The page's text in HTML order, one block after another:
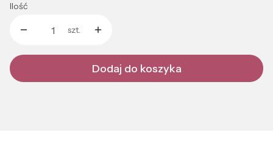
Ilość
szt.
Dodaj do koszyka